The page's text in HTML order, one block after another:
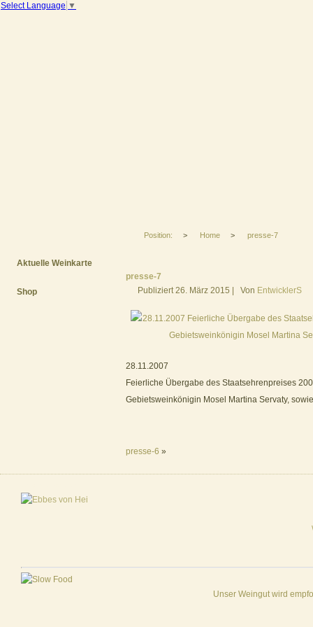
Select Language ▼
Aktuelle Weinkarte
Shop
Position: > Home > presse-7
presse-7
Publiziert 26. März 2015 Von EntwicklerS
28.11.2007
Feierliche Übergabe des Staatsehrenpreises
Gebietsweinkönigin Mosel Martina Servaty,
presse-6 »
Unser Weingut wird